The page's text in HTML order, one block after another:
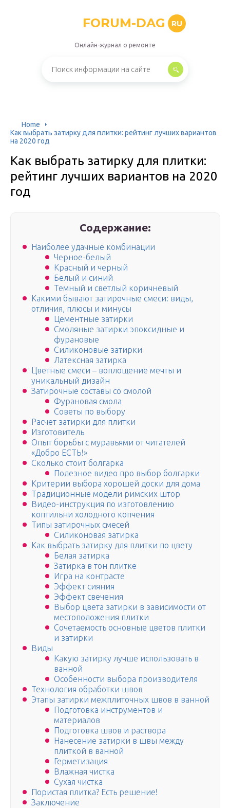
FORUM-DAG RU
Онлайн-журнал о ремонте
Home
Как выбрать затирку для плитки: рейтинг лучших вариантов
на 2020 год
Как выбрать затирку для плитки:
рейтинг лучших вариантов на 2020
год
Содержание:
Наиболее удачные комбинации
Черное-белый
Красный и черный
Белый и синий
Темный и светлый коричневый
Какими бывают затирочные смеси: виды,
отличия, плюсы и минусы
Цементные затирки
Смоляные затирки эпоксидные и
фурановые
Силиконовые затирки
Латексная затирка
Цветные смеси – воплощение мечты и
уникальный дизайн
Затирочные составы со смолой
Фурановая смола
Советы по выбору
Расчет затирки для плитки
Изготовитель
Опыт борьбы с муравьями от читателей
«Добро ЕСТЬ!»
Сколько стоит болгарка
Полезное видео про выбор болгарки
Критерии выбора хорошей доски для дома
Традиционные модели римских штор
Видео-инструкция по изготовлению
коптильни холодного копчения
Типы затирочных смесей
Силиконовая затирка
Как выбрать затирку для плитки по цвету
Белая затирка
Затирка в тон плитке
Игра на контрасте
Эффект сияния
Эффект свечения
Выбор цвета затирки в зависимости от
местоположения плитки
Сочетаемость основные цветов плитки
и затирки
Виды
Какую затирку лучше использовать в
ванной
Особенности выбора производителя
Технология обработки швов
Этапы затирки межплиточных швов в ванной
Подготовка инструментов и
материалов
Подготовка швов и раствора
Нанесение затирки в швы между
плиткой в ванной
Герметизация
Влажная чистка
Сухая чистка
Пористая плитка? Есть решение!
Заключение